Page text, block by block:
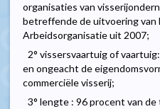
organisaties van
betreffende de uitvoering van
Arbeidsorganisatie uit 2007;
2° vissersvaartuig of
en ongeacht de
commerciële visserij;
3° lengte : 96 procent van